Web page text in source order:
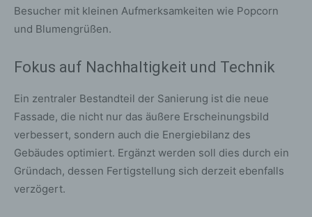
Besucher mit kleinen Aufmerksamkeiten wie Popcorn
und Blumengrüßen.
Fokus auf Nachhaltigkeit und Technik
Ein zentraler Bestandteil der Sanierung ist die neue
Fassade, die nicht nur das äußere Erscheinungsbild
verbessert, sondern auch die Energiebilanz des
Gebäudes optimiert. Ergänzt werden soll dies durch ein
Gründach, dessen Fertigstellung sich derzeit ebenfalls
verzögert.